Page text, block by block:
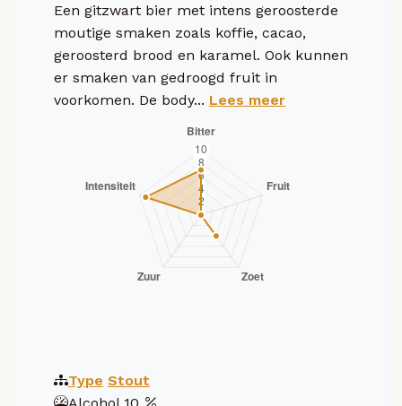
Een gitzwart bier met intens geroosterde
moutige smaken zoals koffie, cacao,
geroosterd brood en karamel. Ook kunnen
er smaken van gedroogd fruit in
voorkomen. De body... Lees meer
Type Stout